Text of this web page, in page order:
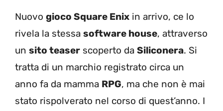
Nuovo gioco Square Enix in arrivo, ce lo
rivela la stessa software house, attraverso
un sito teaser scoperto da Siliconera. Si
tratta di un marchio registrato circa un
anno fa da mamma RPG, ma che non è mai
stato rispolverato nel corso di quest’anno. I